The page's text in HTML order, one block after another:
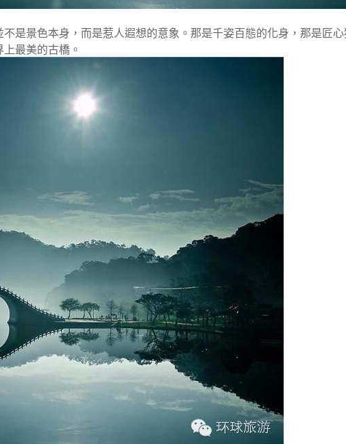
是景色本身，而是惹人遐想的意象。那是千姿百態的化身，那是匠
最美的古橋。​